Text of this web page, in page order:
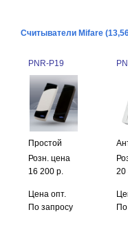
Считыватели Mifare
PNR-P19
Простой
Розн. цена
16 200 р.
Цена опт.
По запросу
20